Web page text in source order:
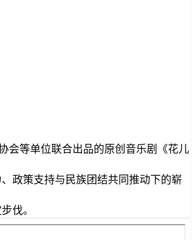
会等单位联合出品的原创音乐剧《花儿
政策支持与民族团结共同推动下的崭
伐。